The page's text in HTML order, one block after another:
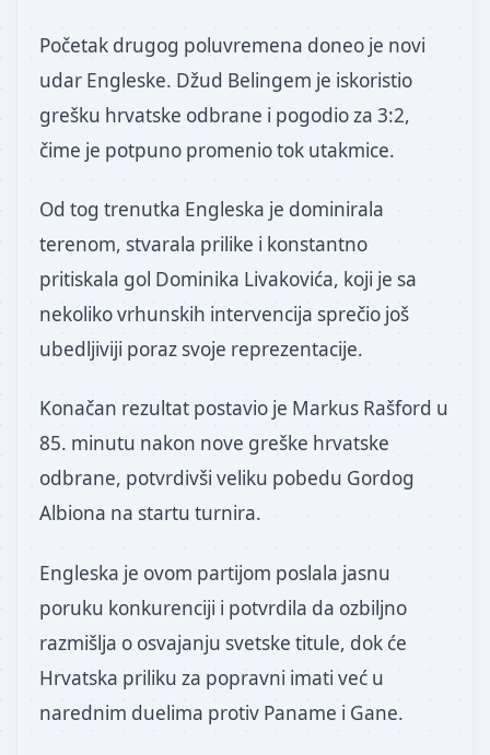
Početak drugog poluvremena doneo je novi
udar Engleske. Džud Belingem je iskoristio
grešku hrvatske odbrane i pogodio za 3:2,
čime je potpuno promenio tok utakmice.
Od tog trenutka Engleska je dominirala
terenom, stvarala prilike i konstantno
pritiskala gol Dominika Livakovića, koji je sa
nekoliko vrhunskih intervencija sprečio još
ubedljiviji poraz svoje reprezentacije.
Konačan rezultat postavio je Markus Rašford u
85. minutu nakon nove greške hrvatske
odbrane, potvrdivši veliku pobedu Gordog
Albiona na startu turnira.
Engleska je ovom partijom poslala jasnu
poruku konkurenciji i potvrdila da ozbiljno
razmišlja o osvajanju svetske titule, dok će
Hrvatska priliku za popravni imati već u
narednim duelima protiv Paname i Gane.